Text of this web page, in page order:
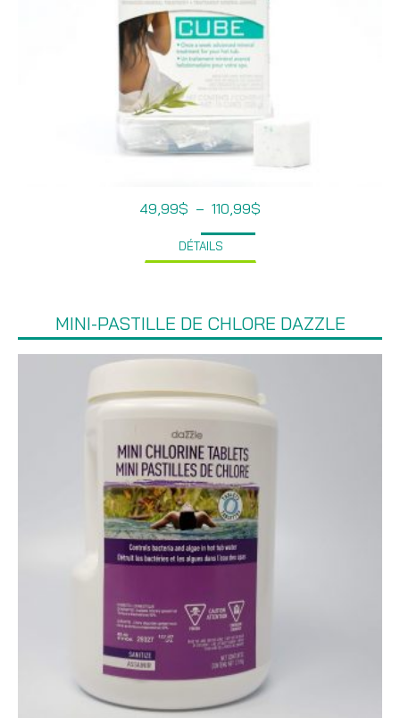
49,99$ – 110,99$
DÉTAILS
MINI-PASTILLE DE CHLORE DAZZLE